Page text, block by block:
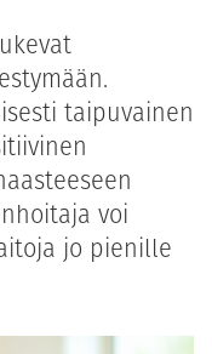
taipuvainen
voi
jo pienille